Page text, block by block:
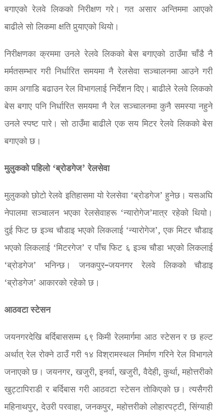
बगाएको रेलवे लिकको निरीक्षण गरे। गत असार अन्तिममा आएको
बाढीले सो लिकमा क्षति पुर्‍याएको थियो।
निरीक्षणका क्रममा उनले रेलवे लिकको बेस बगाएको ठाउँमा चाँडै नै
मर्मतसम्भार गरी निर्धारित समयमा नै रेलसेवा सञ्चालनमा आउने गरी
काम अगाडि बढाउन रेल विभागलाई निर्देशन दिए। बाढीले रेलवे लिकको
बेस बगाए पनि निर्धारित समयमा नै रेल सञ्चालनमा कुनै समस्या नहुने
उनले स्पष्ट पारे। सो ठाउँमा बाढीले एक सय मिटर रेलवे लिकको बेस
बगाएको छ।
मुलुकको पहिलो ‘ब्रोडगेज’ रेलसेवा
मुलुकको छोटो रेलवे इतिहासमा यो रेलसेवा ‘ब्रोडगेज’ हुनेछ। यसअघि
नेपालमा सञ्चालन भएका रेलसेवाहरू ‘न्यारोगेज’मात्र रहेको थियो।
दुई फिट छ इञ्च चौडाइ भएको लिकलाई ‘न्यारोगेज’, एक मिटर चौडाइ
भएको लिकलाई ‘मिटरगेज’ र पाँच फिट ६ इञ्च चौडा भएको लिकलाई
‘ब्रोडगेज’ भनिन्छ। जनकपुर–जयनगर रेलवे लिकको चौडाइ
‘ब्रोडगेज’ आकारको रहेको छ।
आठवटा स्टेसन
जयनगरदेखि बर्दिबाससम्म ६९ किमी रेलमार्गमा आठ स्टेसन र छ हल्ट
अर्थात् रेल रोक्ने ठाउँ गरी १४ विश्रामस्थल निर्माण गरिने रेल विभागले
जनाएको छ। जयनगर, खजुरी, इनर्वा, खजुरी, वैदेही, कुर्था, महोत्तरीको
खुट्टापिराडी र बर्दिबास गरी आठवटा स्टेसन तोकिएको छ। त्यसैगरी
महिनाथपुर, देउरी परवाहा, जनकपुर, महोत्तरीको लोहारपट्टी, सिंग्याही